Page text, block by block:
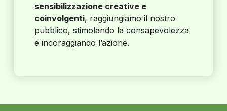
sensibilizzazione creative e
coinvolgenti, raggiungiamo il nostro
pubblico, stimolando la consapevolezza
e incoraggiando l’azione.